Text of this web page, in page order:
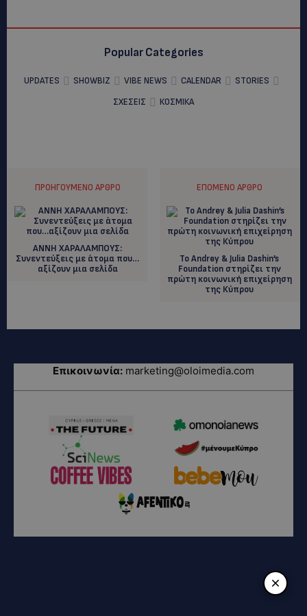
Popular Categories
UPDATES SHOWBIZ VIBE NEWS CALENDAR
STORIES
ΣΧΕΣΕΙΣ
ΚΟΣΜΙΚΑ
ΠΡΟΗΓΟΎΜΕΝΟ ΆΡΘΡΟ
ΑΝΝΗ ΧΑΡΑΛΑΜΠΟΥΣ:
Συνεντεύξεις με άτομα που…
αξίζουν μια σελίδα
ΕΠΌΜΕΝΟ ΆΡΘΡΟ
Το Andrey & Julia Dashin’s
Foundation στηρίζει την
πρώτη κοινωνική επιχείρηση
της Κύπρου
Επικοινωνία: marketing@oloimedia.com